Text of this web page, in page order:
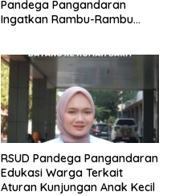
Pandega Pangandaran
Ingatkan Rambu-Rambu
RSUD Pandega Pangandaran
Edukasi Warga Terkait
Aturan Kunjungan Anak Kecil